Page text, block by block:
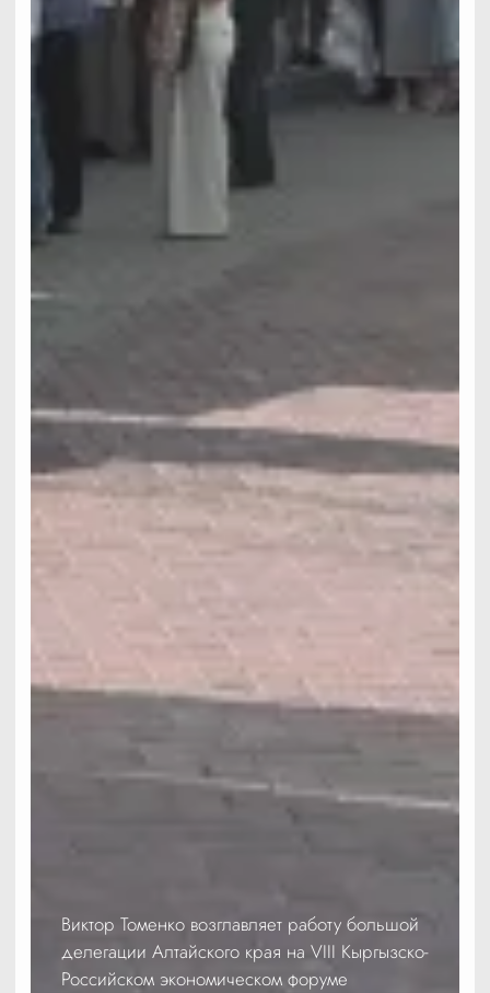
Виктор Томенко возглавляет работу большой
делегации Алтайского края на VIII Кыргызско-
Российском экономическом форуме